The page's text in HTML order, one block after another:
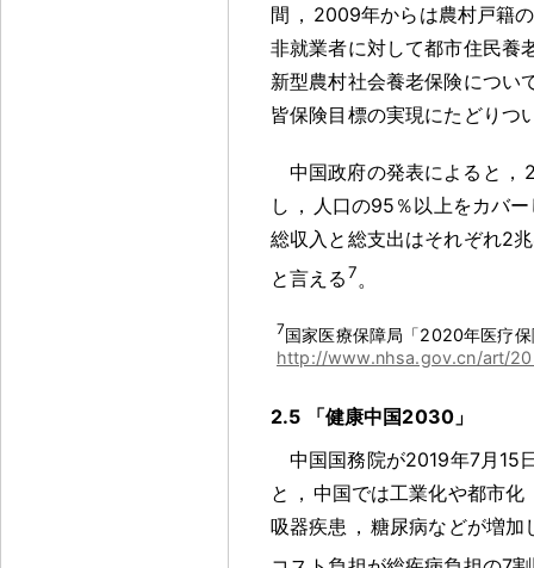
間 ， 2009年からは農村戸籍
非就業者に対して都市住民養
新型農村社会養老保険につい
皆保険目標の実現にたどりつ
中国政府の発表によると ，
し ， 人口の95％以上をカバ
総収入と総支出はそれぞれ2
と言える7。
7国家医療保障局「2020年医疗
http://www.nhsa.gov.cn/art/
2.5 「健康中国2030」
中国国務院が2019年7月15
と ， 中国では工業化や都市化
吸器疾患 ， 糖尿病などが増加